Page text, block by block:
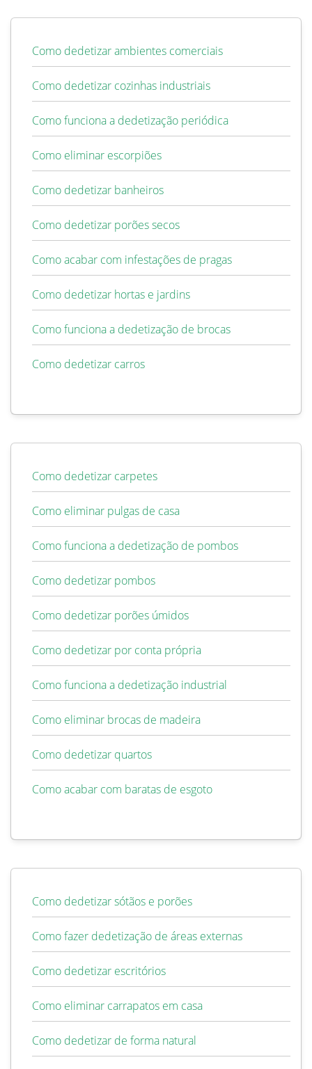
Como dedetizar ambientes comerciais
Como dedetizar cozinhas industriais
Como funciona a dedetização periódica
Como eliminar escorpiões
Como dedetizar banheiros
Como dedetizar porões secos
Como acabar com infestações de pragas
Como dedetizar hortas e jardins
Como funciona a dedetização de brocas
Como dedetizar carros
Como dedetizar carpetes
Como eliminar pulgas de casa
Como funciona a dedetização de pombos
Como dedetizar pombos
Como dedetizar porões úmidos
Como dedetizar por conta própria
Como funciona a dedetização industrial
Como eliminar brocas de madeira
Como dedetizar quartos
Como acabar com baratas de esgoto
Como dedetizar sótãos e porões
Como fazer dedetização de áreas externas
Como dedetizar escritórios
Como eliminar carrapatos em casa
Como dedetizar de forma natural